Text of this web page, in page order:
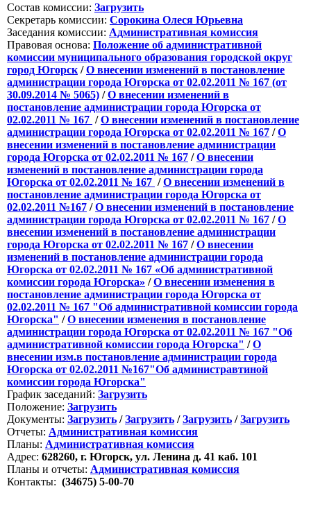
Состав комиссии: Загрузить
Секретарь комиссии: Сорокина Олеся Юрьевна
Заседания комиссии: Административная комиссия
Правовая основа: Положение об административной
комиссии муниципального образования городской округ
город Югорск /О внесении изменений в постановление
администрации города Югорска от 02.02.2011 № 167 (от
30.09.2014 № 5065) /О внесении изменений в
постановление администрации города Югорска от
02.02.2011 № 167 /О внесении изменений в постановление
администрации города Югорска от 02.02.2011 № 167 /О
внесении изменений в постановление администрации
города Югорска от 02.02.2011 № 167 /О внесении
изменений в постановление администрации города
Югорска от 02.02.2011 № 167 /О внесении изменений в
постановление администрации города Югорска от
02.02.2011 №167 /О внесении изменений в постановление
администрации города Югорска от 02.02.2011 № 167 /О
внесении изменений в постановление администрации
города Югорска от 02.02.2011 № 167 /О внесении
изменений в постановление администрации города
Югорска от 02.02.2011 № 167 «Об административной
комиссии города Югорска» /О внесении изменения в
постановление администрации города Югорска от
02.02.2011 № 167 "Об административной комиссии города
Югорска" /О внесении изменения в постановление
администрации города Югорска от 02.02.2011 № 167 "Об
административной комиссии города Югорска" /О
внесении изм.в постановление администрации города
Югорска от 02.02.2011 №167"Об администравтиной
комиссии города Югорска"
График заседаний: Загрузить
Положение: Загрузить
Документы: Загрузить /Загрузить /Загрузить /Загрузить
Отчеты: Административная комиссия
Планы: Административная комиссия
Адрес: 628260, г. Югорск, ул. Ленина д. 41 каб. 101
Планы и отчеты: Административная комиссия
Контакты: (34675) 5-00-70